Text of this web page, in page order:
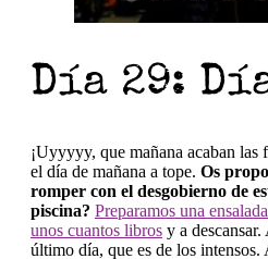
Día 29:
¡Uyyyyy, que mañana acaban las
el día de mañana a tope. Os
romper con el desgobierno de
piscina? Preparamos una
unos cuantos libros y a
último día, que es de los